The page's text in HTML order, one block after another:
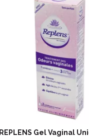
REPLENS Gel Vaginal